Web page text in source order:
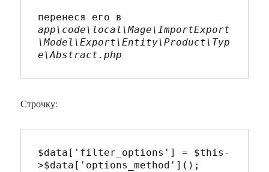
app\code\local\Mage\ImportExport
\Model\Export\Entity\Product\Typ
e\Abstract.php
Строчку:
$data['filter_options'] = $this-
>$data['options_method']();